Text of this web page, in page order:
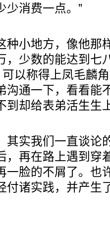
少消费一点。”
种小地方，像他那
，少数的能达到七
以称得上凤毛麟
沟通一下，看看能
到却给表弟活生生
其实我们一直谈论
，再在路上遇到穿
一脸的不屑了。也
付诸实践，并产生